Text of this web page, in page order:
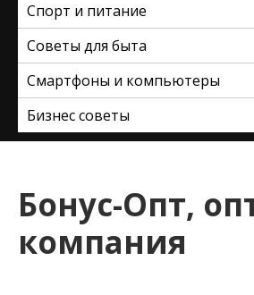
Спорт и питание
Советы для быта
Смартфоны и компьютеры
Бизнес советы
Бонус-Опт,
компания